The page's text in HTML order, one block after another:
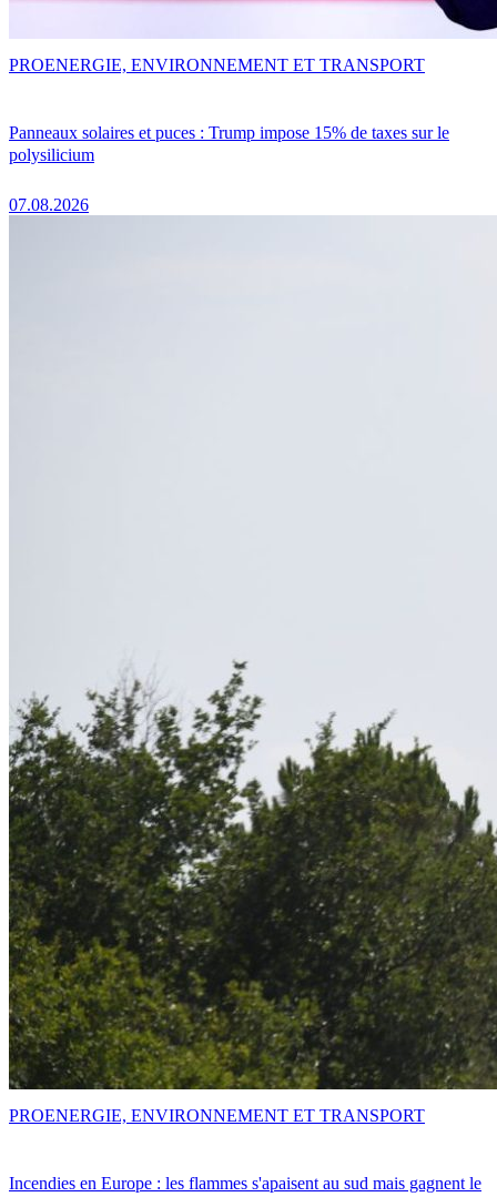
Panneaux solaires et puces : Trump impose 15% de taxes sur le
polysilicium
07.08.2026
PROENERGIE, ENVIRONNEMENT ET TRANSPORT
Incendies en Europe : les flammes s'apaisent au sud mais gagnent le
PROENERGIE, ENVIRONNEMENT ET TRANSPORT